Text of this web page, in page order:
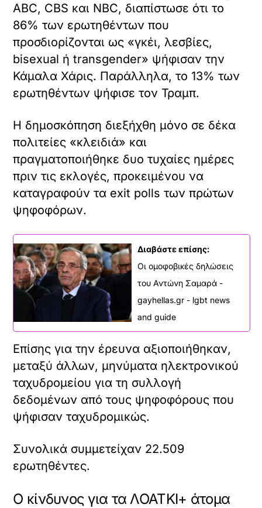
ABC, CBS και NBC, διαπίστωσε ότι το
86% των ερωτηθέντων που
προσδιορίζονται ως «γκέι, λεσβίες,
bisexual ή transgender» ψήφισαν την
Κάμαλα Χάρις. Παράλληλα, το 13% των
ερωτηθέντων ψήφισε τον Τραμπ.
Η δημοσκόπηση διεξήχθη μόνο σε δέκα
πολιτείες «κλειδιά» και
πραγματοποιήθηκε δυο τυχαίες ημέρες
πριν τις εκλογές, προκειμένου να
καταγραφούν τα exit polls των πρώτων
ψηφοφόρων.
Διαβάστε επίσης:
Οι ομοφοβικές δηλώσεις
του Αντώνη Σαμαρά -
gayhellas.gr - lgbt news
and guide
Επίσης για την έρευνα αξιοποιήθηκαν,
μεταξύ άλλων, μηνύματα ηλεκτρονικού
ταχυδρομείου για τη συλλογή
δεδομένων από τους ψηφοφόρους που
ψήφισαν ταχυδρομικώς.
Συνολικά συμμετείχαν 22.509
ερωτηθέντες.
Ο κίνδυνος για τα ΛΟΑΤΚΙ+ άτομα